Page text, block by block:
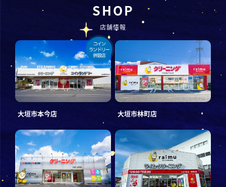
SHOP
店舗情報
大垣市本今店 大垣市林町店